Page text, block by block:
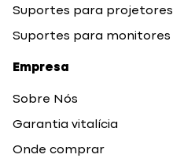
Suportes para projetores
Suportes para monitores
Empresa
Sobre Nós
Garantia vitalícia
Onde comprar